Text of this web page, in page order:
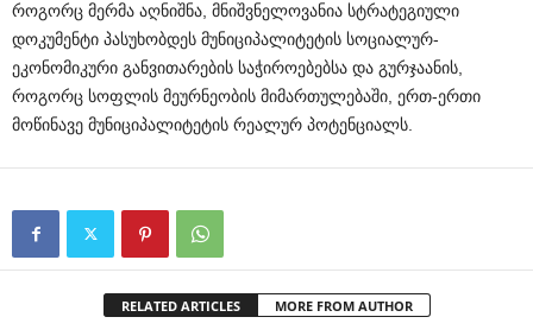
როგორც მერმა აღნიშნა, მნიშვნელოვანია სტრატეგიული
დოკუმენტი პასუხობდეს მუნიციპალიტეტის სოციალურ-
ეკონომიკური განვითარების საჭიროებებსა და გურჯაანის,
როგორც სოფლის მეურნეობის მიმართულებაში, ერთ-ერთი
მოწინავე მუნიციპალიტეტის რეალურ პოტენციალს.
RELATED ARTICLES MORE FROM AUTHOR